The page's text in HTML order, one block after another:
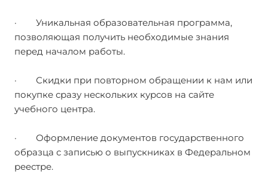
· Уникальная образовательная программа,
позволяющая получить необходимые знания
перед началом работы.
· Скидки при повторном обращении к нам или
покупке сразу нескольких курсов на сайте
учебного центра.
· Оформление документов государственного
образца с записью о выпускниках в Федеральном
реестре.